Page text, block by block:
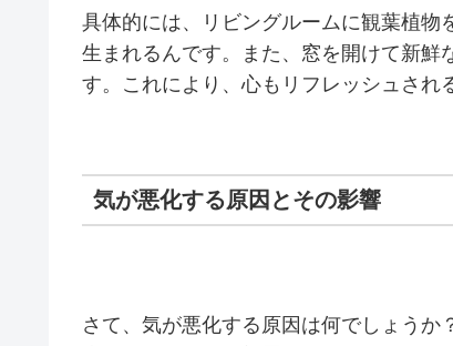
具体的には、リビングルームに観葉植
生まれるんです。また、窓を開けて新
す。これにより、心もリフレッシュされ
気が悪化する原因とその影響
さて、気が悪化する原因は何でしょう